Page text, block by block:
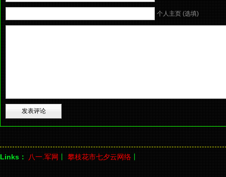
个人主页 (选填)
Links： 八一.军网丨攀枝花市七夕云网络丨